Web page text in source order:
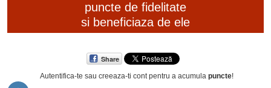
puncte de fidelitate
si beneficiaza de ele
Share
Autentifica-te sau creeaza-ti contpentru a acumula puncte!